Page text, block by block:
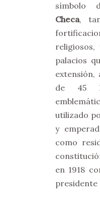
Checa,
palacios
extensión,
de 45
utilizado
y
como
en 1918
presidente